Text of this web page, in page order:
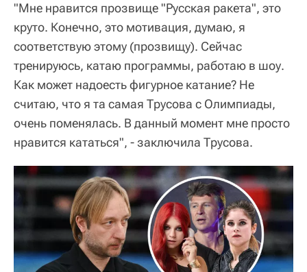
"Мне нравится прозвище "Русская ракета", это
круто. Конечно, это мотивация, думаю, я
соответствую этому (прозвищу). Сейчас
тренируюсь, катаю программы, работаю в шоу.
Как может надоесть фигурное катание? Не
считаю, что я та самая Трусова с Олимпиады,
очень поменялась. В данный момент мне просто
нравится кататься", - заключила Трусова.